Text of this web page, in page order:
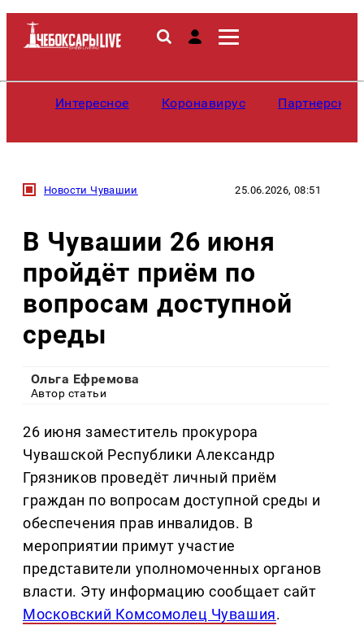
Интересное Коронавирус
Новости Чувашии 25.06.2026, 08:51
В Чувашии 26 июня
пройдёт приём по
вопросам доступной
среды
Ольга Ефремова
Автор статьи
26 июня заместитель прокурора
Чувашской Республики Александр
Грязников проведёт личный приём
граждан по вопросам доступной среды и
обеспечения прав инвалидов. В
мероприятии примут участие
представители уполномоченных органов
власти. Эту информацию сообщает сайт
Московский Комсомолец Чувашия.